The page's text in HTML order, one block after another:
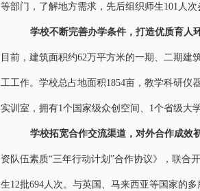
等部门，了解地方需求，先后组织师生101人
学校不断完善办学条件，打造优质育人
目前，建筑面积约62万平方米的一期、二期
工工作。学校总占地面积1854亩，教学科研仪
实训室，拥有1个国家级众创空间、1个省级大
学校拓宽合作交流渠道，对外合作成效
资队伍素质“三年行动计划”合作协议》，联合
生12批694人次。 与英国、马来西亚等国家的